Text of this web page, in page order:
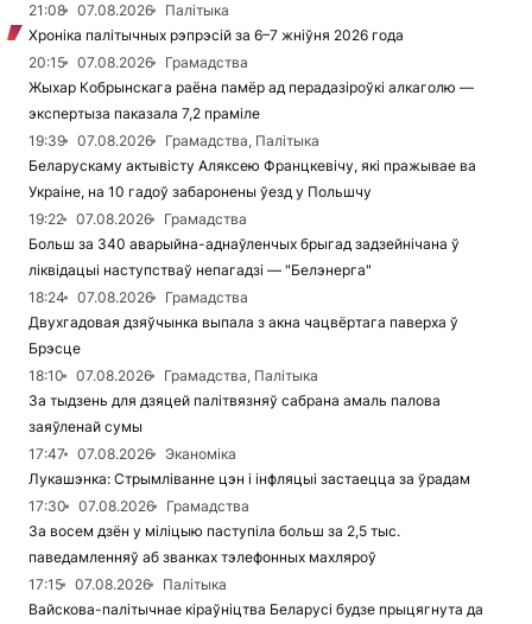
21:08
07.08.2026
Палітыка
Хроніка палітычных рэпрэсій за 6–7 жніўня 2026 года
20:15
07.08.2026
Грамадства
Жыхар Кобрынскага раёна памёр ад перадазіроўкі алкаголю —
экспертыза паказала 7,2 праміле
19:39
07.08.2026
Грамадства, Палітыка
Беларускаму актывісту Аляксею Францкевічу, які пражывае ва
Украіне, на 10 гадоў забаронены ўезд у Польшчу
19:22
07.08.2026
Грамадства
Больш за 340 аварыйна-аднаўленчых брыгад задзейнічана ў
ліквідацыі наступстваў непагадзі — "Белэнерга"
18:24
07.08.2026
Грамадства
Двухгадовая дзяўчынка выпала з акна чацвёртага паверха ў
Брэсце
18:10
07.08.2026
Грамадства, Палітыка
За тыдзень для дзяцей палітвязняў сабрана амаль палова
заяўленай сумы
17:47
07.08.2026
Эканоміка
Лукашэнка: Стрымліванне цэн і інфляцыі застаецца за ўрадам
17:30
07.08.2026
Грамадства
За восем дзён у міліцыю паступіла больш за 2,5 тыс.
паведамленняў аб званках тэлефонных махляроў
17:15
07.08.2026
Палітыка
Вайскова-палітычнае кіраўніцтва Беларусі будзе прыцягнута да